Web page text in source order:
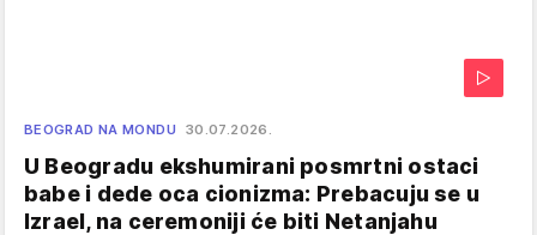
BEOGRAD NA MONDU 30.07.2026.
U Beogradu ekshumirani posmrtni ostaci
babe i dede oca cionizma: Prebacuju se u
Izrael, na ceremoniji će biti Netanjahu